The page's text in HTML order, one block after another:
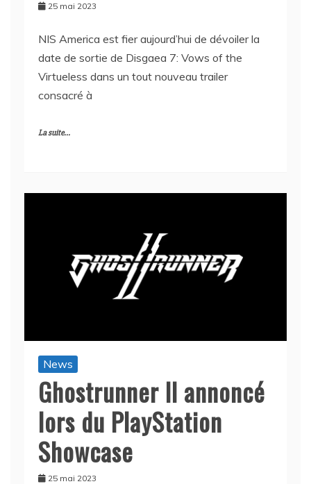
25 mai 2023
NIS America est fier aujourd’hui de dévoiler la
date de sortie de Disgaea 7: Vows of the
Virtueless dans un tout nouveau trailer
consacré à
La suite...
News
Ghostrunner II annoncé
lors du PlayStation
Showcase
25 mai 2023